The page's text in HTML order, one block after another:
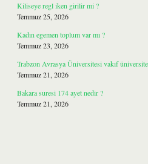
Kiliseye regl iken girilir mi ?
Temmuz 25, 2026
Kadın egemen toplum var mı ?
Temmuz 23, 2026
Trabzon Avrasya Üniversitesi vakıf
Temmuz 21, 2026
Bakara suresi 174 ayet nedir ?
Temmuz 21, 2026